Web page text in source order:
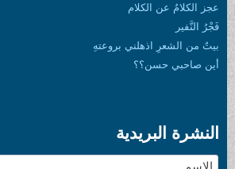
عجز الكلامُ عن الكلام
فَجْرُ النَّفير
بيتٌ من الشعرِ اذهلني بروعتهِ
أين صاحبي حسن؟؟
النشرة البريدية